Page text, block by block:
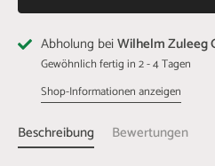
Abholung beiWilhelm Zuleeg
Gewöhnlich fertig in 2 - 4 Tagen
Shop-Informationen anzeigen
Beschreibung Bewertungen